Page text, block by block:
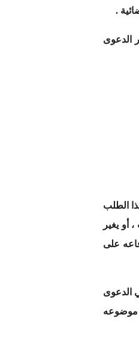
.
الدعوى
الطلب
أو يغير
على
الدعوى
موضوعه